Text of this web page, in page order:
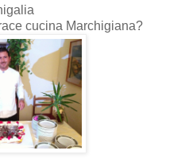
cucina Marchigiana?